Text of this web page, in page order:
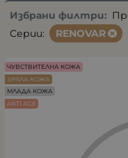
Избрани филтри:
Серии:
RENOVAR
ЧУВСТВИТЕЛНА КОЖА
ЗРЯЛА КОЖА
МЛАДА КОЖА
ANTI AGE